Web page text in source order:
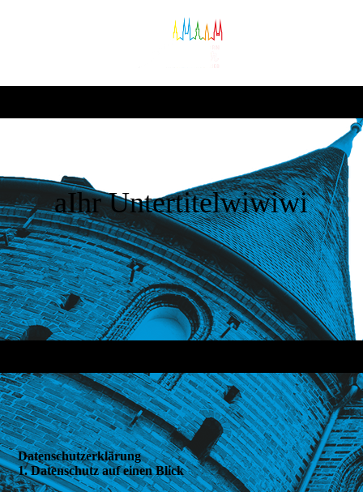
aIhr Untertitelwiwiwi
Datenschutzerklärung
1. Datenschutz auf einen Blick